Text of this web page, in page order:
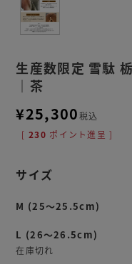
生産数限定 雪駄
｜茶
¥25,300税込
[ 230 ポイント進呈 ]
サイズ
M (25～25.5cm)
L (26～26.5cm)
在庫切れ